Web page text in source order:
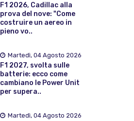
F1 2026, Cadillac alla
prova del nove: "Come
costruire un aereo in
pieno vo..
Martedì, 04 Agosto 2026
F1 2027, svolta sulle
batterie: ecco come
cambiano le Power Unit
per supera..
Martedì, 04 Agosto 2026